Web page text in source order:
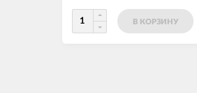
В КОРЗИНУ